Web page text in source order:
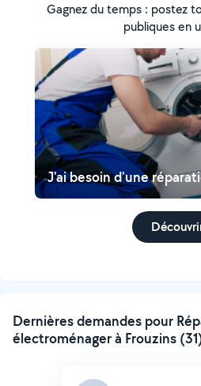
Gagnez du temps : postez
publiques en
J'ai besoin d'une
Dernières demandes pour
électroménager à Frouzins